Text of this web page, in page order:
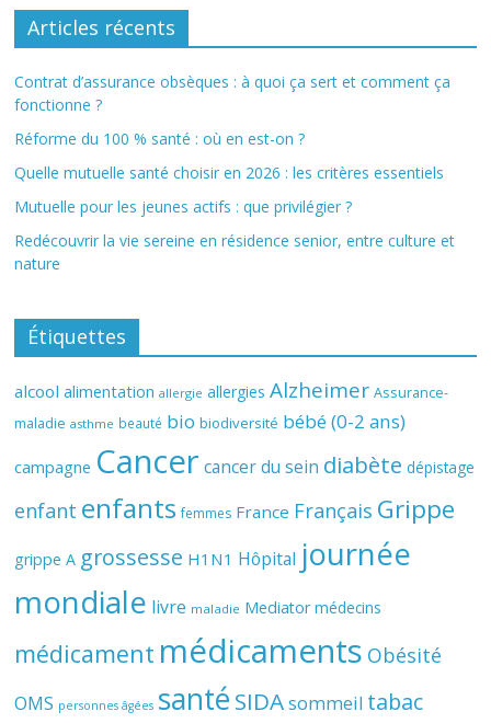
Articles récents
Contrat d’assurance obsèques : à quoi ça sert et comment ça
fonctionne ?
Réforme du 100 % santé : où en est-on ?
Quelle mutuelle santé choisir en 2026 : les critères essentiels
Mutuelle pour les jeunes actifs : que privilégier ?
Redécouvrir la vie sereine en résidence senior, entre culture et
nature
Étiquettes
alcool alimentation allergie allergies Alzheimer Assurance-
maladie asthme beauté bio biodiversité bébé (0-2 ans)
campagne Cancer cancer du sein diabète dépistage
enfant enfants femmes France Français Grippe
grippe A grossesse H1N1 Hôpital journée
mondiale livre maladie Mediator médecins
médicament médicaments Obésité
OMS personnes âgées santé SIDAsommeil tabac